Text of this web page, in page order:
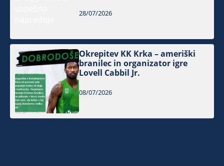
28/07/2026
Okrepitev KK Krka – ameriški
branilec in organizator igre
Lovell Cabbil Jr.
08/07/2026